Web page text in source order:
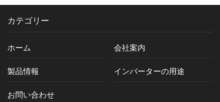
カテゴリー
ホーム 会社案内
製品情報 インバーターの用途
お問い合わせ